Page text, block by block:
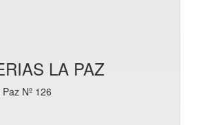
LA PAZ
Nº 126